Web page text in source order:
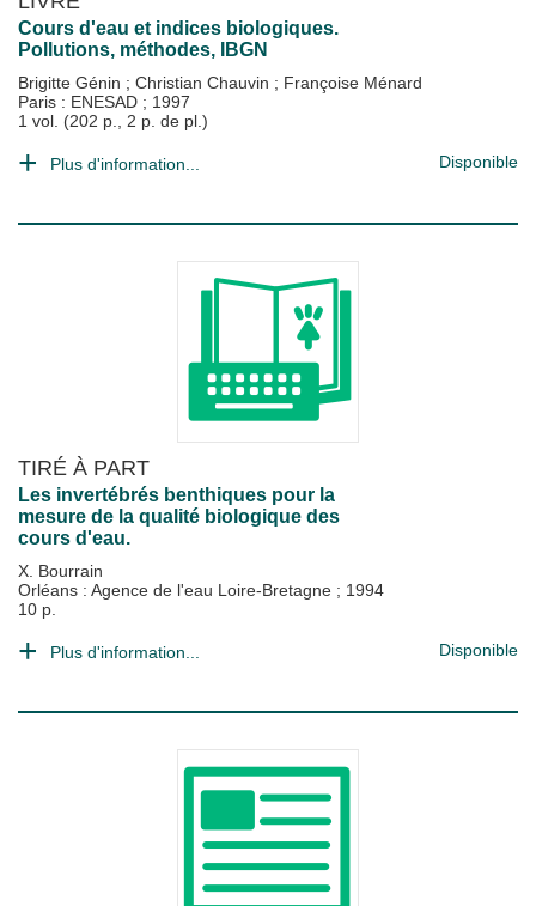
Cours d'eau et indices biologiques.
Pollutions, méthodes, IBGN
Brigitte Génin ; Christian Chauvin ; Françoise Ménard
Paris : ENESAD ; 1997
1 vol. (202 p., 2 p. de pl.)
Plus d'information... Disponible
TIRÉ À PART
Les invertébrés benthiques pour la
mesure de la qualité biologique des
cours d'eau.
X. Bourrain
Orléans : Agence de l'eau Loire-Bretagne ; 1994
10 p.
Plus d'information... Disponible